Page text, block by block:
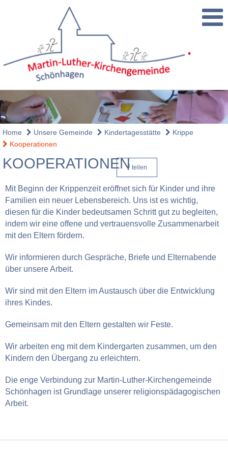
Home Unsere Gemeinde Kindertagesstätte
Krippe
Kooperationen
KOOPERATIONEN teilen
Mit Beginn der Krippenzeit eröffnet sich für Kinder und ihre
Familien ein neuer Lebensbereich. Uns ist es wichtig,
diesen für die Kinder bedeutsamen Schritt gut zu begleiten,
indem wir eine offene und vertrauensvolle Zusammenarbeit
mit den Eltern fördern.
Wir informieren durch Gespräche, Briefe und Elternabende
über unsere Arbeit.
Wir sind mit den Eltern im Austausch über die Entwicklung
ihres Kindes.
Gemeinsam mit den Eltern gestalten wir Feste.
Wir arbeiten eng mit dem Kindergarten zusammen, um den
Kindern den Übergang zu erleichtern.
Die enge Verbindung zur Martin-Luther-Kirchengemeinde
Schönhagen ist Grundlage unserer religionspädagogischen
Arbeit.